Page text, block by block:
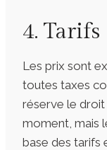
4. Tarifs
Les prix sont
toutes taxes
réserve le
moment, mais
base des tarifs